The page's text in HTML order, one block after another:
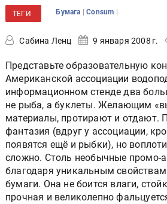
ТЕГИ Бумага |Consum |
Сабина Ленц 9 января 2008 г.
Представьте образовательную
Американской ассоциации
информационном стенде два
не рыба, а буклеты. Желающим
материалы, протирают и отдают.
фантазия (вдруг у ассоциации,
появятся ещё и рыбки), но
сложно. Столь необычные промо-
благодаря уникальным свойствам
бумаги. Она не боится влаги,
прочная и великолепно